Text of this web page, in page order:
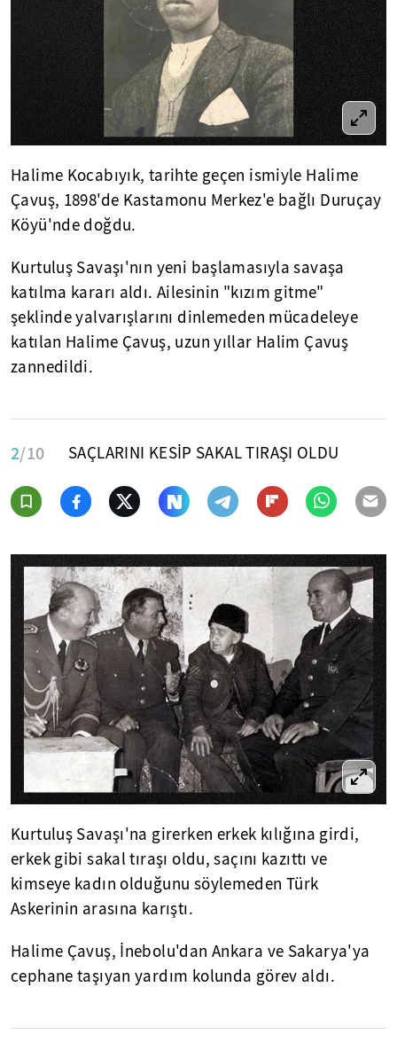
Halime Kocabıyık, tarihte geçen ismiyle Halime
Çavuş, 1898'de Kastamonu Merkez'e bağlı Duruçay
Köyü'nde doğdu.
Kurtuluş Savaşı'nın yeni başlamasıyla savaşa
katılma kararı aldı. Ailesinin "kızım gitme"
şeklinde yalvarışlarını dinlemeden mücadeleye
katılan Halime Çavuş, uzun yıllar Halim Çavuş
zannedildi.
2/10 SAÇLARINI KESİP SAKAL TIRAŞI OLDU
Kurtuluş Savaşı'na girerken erkek kılığına girdi,
erkek gibi sakal tıraşı oldu, saçını kazıttı ve
kimseye kadın olduğunu söylemeden Türk
Askerinin arasına karıştı.
Halime Çavuş, İnebolu'dan Ankara ve Sakarya'ya
cephane taşıyan yardım kolunda görev aldı.